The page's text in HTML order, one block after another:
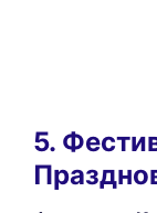
5.